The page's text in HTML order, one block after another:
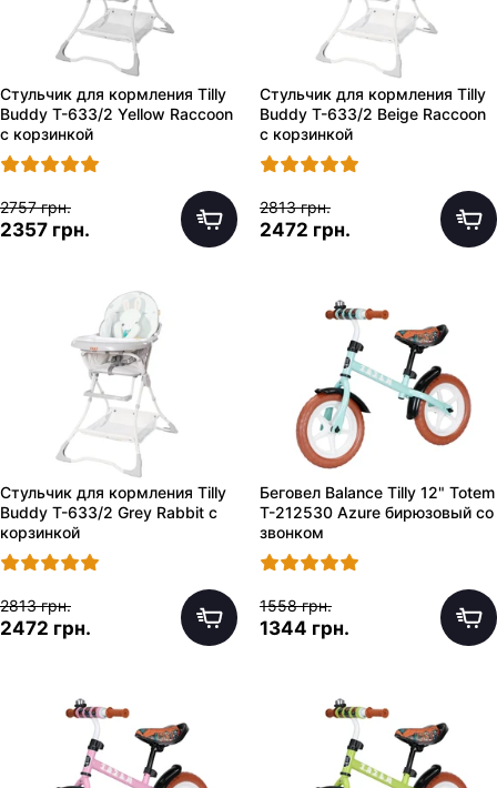
Стульчик для кормления Tilly
Buddy T-633/2 Yellow Raccoon
с корзинкой
2757 грн.
2357 грн.
Стульчик для кормления Tilly
Buddy T-633/2 Beige Raccoon
с корзинкой
2813 грн.
2472 грн.
Стульчик для кормления Tilly
Buddy T-633/2 Grey Rabbit с
корзинкой
2813 грн.
2472 грн.
Беговел Balance Tilly 12" Totem
T-212530 Azure бирюзовый со
звонком
1558 грн.
1344 грн.